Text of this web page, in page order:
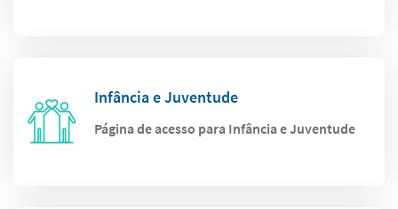
Infância e Juventude
Página de acesso para Infância e Juventude